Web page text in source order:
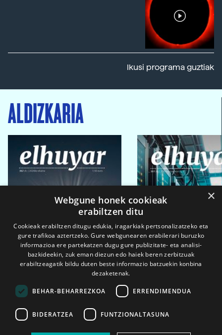
Ikusi programa guztiak
ALDIZKARIA
2026ko eka. 1a 2026ko mar. 1a
×
Webgune honek cookieak
erabiltzen ditu
Cookieak erabiltzen ditugu edukia, iragarkiak pertsonalizatzeko eta
gure trafikoa aztertzeko. Gure webgunearen erabilerari buruzko
informazioa ere partekatzen dugu gure publizitate- eta analisi-
bazkideekin, zuk eman diezun edo haiek beren zerbitzuak
erabiltzeagatik bildu duten beste informazio batzuekin konbina
dezaketenak.
BEHAR-BEHARREZKOA ERRENDIMENDUA
BIDERATZEA FUNTZIONALTASUNA